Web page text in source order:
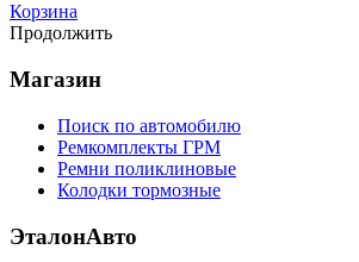
Корзина
Продолжить
Магазин
Поиск по автомобилю
Ремкомплекты ГРМ
Ремни поликлиновые
Колодки тормозные
ЭталонАвто